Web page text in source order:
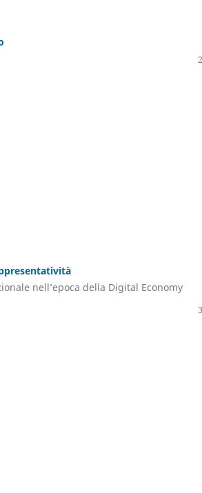
nell’epoca della Digital Economy